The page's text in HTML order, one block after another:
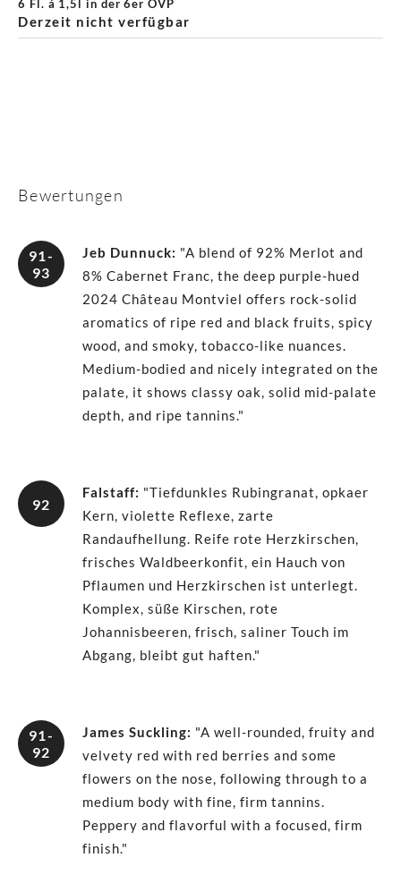
6 Fl. á 1,5l in der 6er OVP
Derzeit nicht verfügbar
Bewertungen
91-
93
Jeb Dunnuck: "A blend of 92% Merlot and
8% Cabernet Franc, the deep purple-hued
2024 Château Montviel offers rock-solid
aromatics of ripe red and black fruits, spicy
wood, and smoky, tobacco-like nuances.
Medium-bodied and nicely integrated on the
palate, it shows classy oak, solid mid-palate
depth, and ripe tannins."
92
Falstaff: "Tiefdunkles Rubingranat, opkaer
Kern, violette Reflexe, zarte
Randaufhellung. Reife rote Herzkirschen,
frisches Waldbeerkonfit, ein Hauch von
Pflaumen und Herzkirschen ist unterlegt.
Komplex, süße Kirschen, rote
Johannisbeeren, frisch, saliner Touch im
Abgang, bleibt gut haften."
91-
92
James Suckling: "A well-rounded, fruity and
velvety red with red berries and some
flowers on the nose, following through to a
medium body with fine, firm tannins.
Peppery and flavorful with a focused, firm
finish."